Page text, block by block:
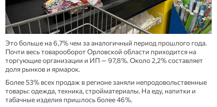
Это больше на 6,7% чем за аналогичный период прошлого года.
Почти весь товарооборот Орловской области приходится на
торгующие организации и ИП — 97,8%. Около 2,2% составляет
доля рынков и ярмарок.
Более 53% всех продаж в регионе заняли непродовольственные
товары: одежда, техника, стройматериалы. На еду, напитки и
табачные изделия пришлось более 46%.